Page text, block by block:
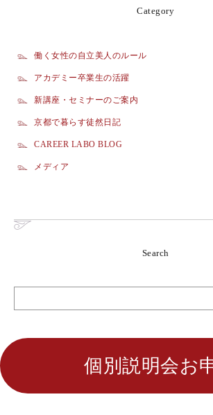
Category
働く女性の自立美人のルール
アカデミー卒業生の活躍
新講座・セミナーのご案内
京都で暮らす徒然日記
CAREER LABO BLOG
メディア
Search
個別説明会お